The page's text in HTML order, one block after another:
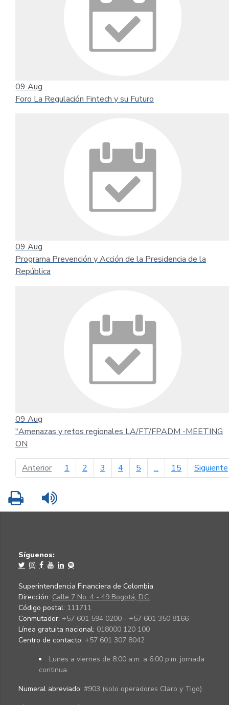
09 Aug
Foro La Regulación Fintech y su Futuro
09 Aug
Programa Prevención y Acción de la Presidencia de la
República
09 Aug
"Amenazas y retos regionales LA/FT/FPADM -MEETING
ON
Anteriorpágina anterior
1 2 3 4 5 ... 15 Siguiente
Imprimir
Síguenos:
Superintendencia Financiera de Colombia
Dirección: Calle 7 No. 4 - 49 Bogotá, D.C.
Código postal: 111711
Conmutador: +57 601 594 0200 - +57 601 350 8166
Línea gratuita nacional: 018000 120 100
Centro de contacto: +57 601 307 8042
Lunes a viernes de 8:00 a.m. a 6:00 p.m. jornada
continua.
Numeral abreviado: #903 (solo operadores Claro y Tigo)